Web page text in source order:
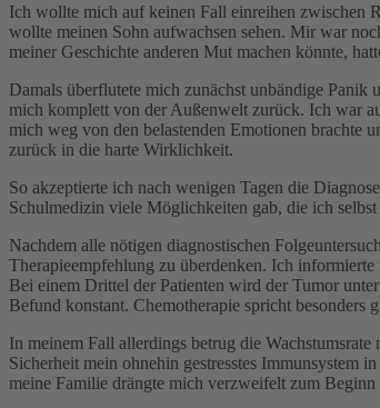
Ich wollte mich auf keinen Fall einreihen zwischen
wollte meinen Sohn aufwachsen sehen. Mir war
meiner Geschichte anderen Mut machen könnte,
Damals überflutete mich zunächst unbändige
mich komplett von der Außenwelt zurück. Ich war
mich weg von den belastenden Emotionen brachte
zurück in die harte Wirklichkeit.
So akzeptierte ich nach wenigen Tagen die
Schulmedizin viele Möglichkeiten gab, die ich
Nachdem alle nötigen diagnostischen
Therapieempfehlung zu überdenken. Ich
Bei einem Drittel der Patienten wird der Tumor
Befund konstant. Chemotherapie spricht
In meinem Fall allerdings betrug die
Sicherheit mein ohnehin gestresstes
meine Familie drängte mich verzweifelt zum